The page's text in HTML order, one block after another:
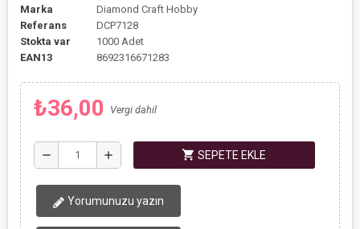
Marka
Diamond Craft Hobby
Referans
DCP7128
Stokta var
1000 Adet
EAN13
8692316671283
₺36,00 Vergi dahil
remove add shopping_cart SEPETE EKLE
Yorumunuzu yazın